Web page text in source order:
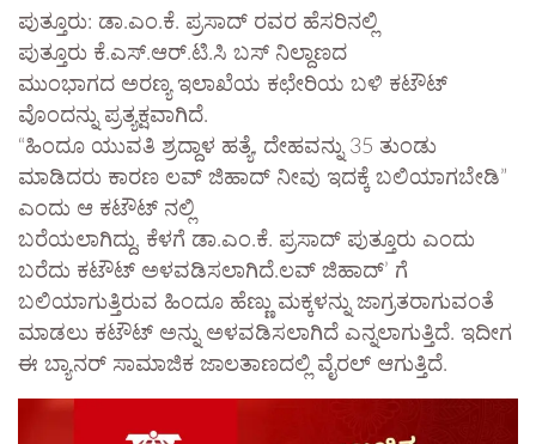
ಪುತ್ತೂರು: ಡಾ.ಎಂ.ಕೆ. ಪ್ರಸಾದ್ ರವರ ಹೆಸರಿನಲ್ಲಿ
ಪುತ್ತೂರು ಕೆ.ಎಸ್.ಆರ್.ಟಿ.ಸಿ ಬಸ್ ನಿಲ್ದಾಣದ
ಮುಂಭಾಗದ ಅರಣ್ಯ ಇಲಾಖೆಯ ಕಛೇರಿಯ ಬಳಿ ಕಟೌಟ್
ವೊಂದನ್ನು ಪ್ರತ್ಯಕ್ಷವಾಗಿದೆ.
“ಹಿಂದೂ ಯುವತಿ ಶ್ರದ್ದಾಳ ಹತ್ಯೆ, ದೇಹವನ್ನು 35 ತುಂಡು
ಮಾಡಿದರು ಕಾರಣ ಲವ್ ಜಿಹಾದ್ ನೀವು ಇದಕ್ಕೆ ಬಲಿಯಾಗಬೇಡಿ”
ಎಂದು ಆ ಕಟೌಟ್ ನಲ್ಲಿ
ಬರೆಯಲಾಗಿದ್ದು, ಕೆಳಗೆ ಡಾ.ಎಂ.ಕೆ. ಪ್ರಸಾದ್ ಪುತ್ತೂರು ಎಂದು
ಬರೆದು ಕಟೌಟ್ ಅಳವಡಿಸಲಾಗಿದೆ.ಲವ್ ಜಿಹಾದ್’ ಗೆ
ಬಲಿಯಾಗುತ್ತಿರುವ ಹಿಂದೂ ಹೆಣ್ಣು ಮಕ್ಕಳನ್ನು ಜಾಗ್ರತರಾಗುವಂತೆ
ಮಾಡಲು ಕಟೌಟ್ ಅನ್ನು ಅಳವಡಿಸಲಾಗಿದೆ ಎನ್ನಲಾಗುತ್ತಿದೆ. ಇದೀಗ
ಈ ಬ್ಯಾನರ್ ಸಾಮಾಜಿಕ ಜಾಲತಾಣದಲ್ಲಿ ವೈರಲ್ ಆಗುತ್ತಿದೆ.